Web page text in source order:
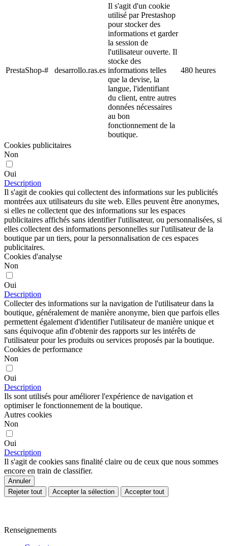
PrestaShop-# desarrollo.ras.es
Il s'agit d'un cookie
utilisé par Prestashop
pour stocker des
informations et garder
la session de
l'utilisateur ouverte. Il
stocke des
informations telles
que la devise, la
langue, l'identifiant
du client, entre autres
données nécessaires
au bon
fonctionnement de la
boutique.
480 heures
Cookies publicitaires
Non
Oui
Description
Il s'agit de cookies qui collectent des informations sur les publicités
montrées aux utilisateurs du site web. Elles peuvent être anonymes,
si elles ne collectent que des informations sur les espaces
publicitaires affichés sans identifier l'utilisateur, ou personnalisées, si
elles collectent des informations personnelles sur l'utilisateur de la
boutique par un tiers, pour la personnalisation de ces espaces
publicitaires.
Cookies d'analyse
Non
Oui
Description
Collecter des informations sur la navigation de l'utilisateur dans la
boutique, généralement de manière anonyme, bien que parfois elles
permettent également d'identifier l'utilisateur de manière unique et
sans équivoque afin d'obtenir des rapports sur les intérêts de
l'utilisateur pour les produits ou services proposés par la boutique.
Cookies de performance
Non
Oui
Description
Ils sont utilisés pour améliorer l'expérience de navigation et
optimiser le fonctionnement de la boutique.
Autres cookies
Non
Oui
Description
Il s'agit de cookies sans finalité claire ou de ceux que nous sommes
encore en train de classifier.
Annuler
Rejeter tout
Accepter la sélection Accepter tout
Renseignements